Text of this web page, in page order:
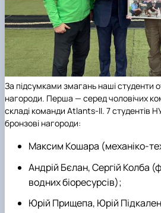
За підсумками змагань наші студенти
нагороди. Перша — серед чоловічих
складі команди Atlants-ІІ. 7 студентів
бронзові нагороди:
Максим Кошара (механіко-
Андрій Бєлан, Сергій Колба
водних біоресурсів);
Юрій Прищепа, Юрій